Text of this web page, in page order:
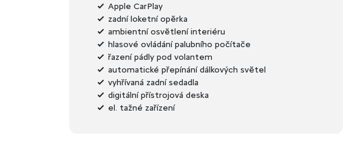
Apple CarPlay
zadní loketní opěrka
ambientní osvětlení interiéru
hlasové ovládání palubního počítače
řazení pádly pod volantem
automatické přepínání dálkových světel
vyhřívaná zadní sedadla
digitální přístrojová deska
el. tažné zařízení